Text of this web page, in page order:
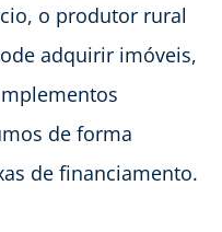
o produtor rural
adquirir imóveis,
de forma
de financiamento.